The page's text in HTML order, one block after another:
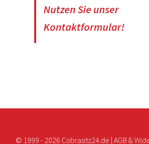
Nutzen Sie unser
Kontaktformular!
© 1999 - 2026 Cobrasitz24.de | AGB &